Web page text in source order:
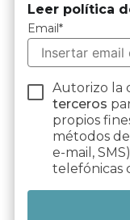
Leer política
Email*
Autorizo la
terceros
propios
métodos
e-mail,
telefónicas